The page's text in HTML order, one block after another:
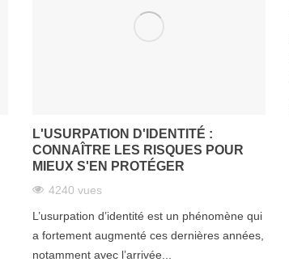
L'USURPATION D'IDENTITÉ :
CONNAÎTRE LES RISQUES POUR
MIEUX S'EN PROTÉGER
4240 vues
L’usurpation d’identité est un phénomène qui
a fortement augmenté ces dernières années,
notamment avec l’arrivée...